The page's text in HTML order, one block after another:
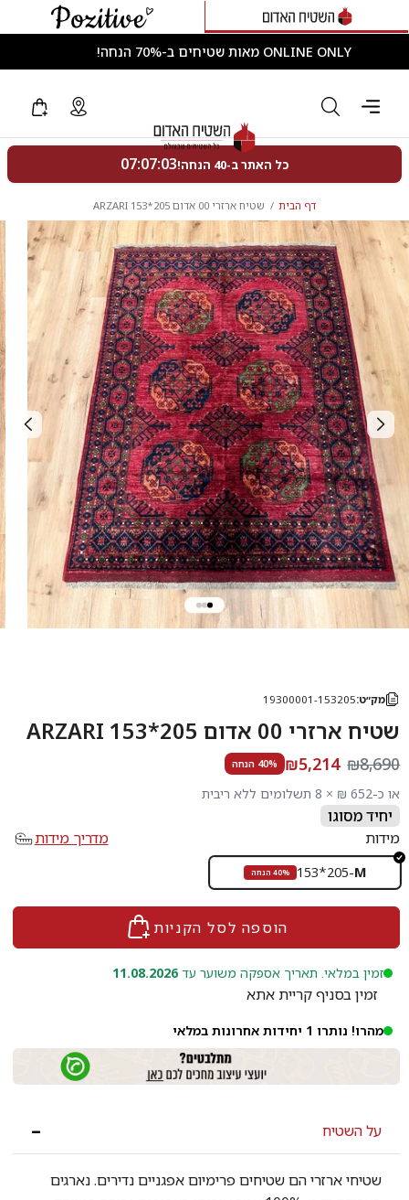
ONLINE ONLY מאות שטיחים ב-70% הנחה!
דף הבית שטיח ארזרי 00 אדום 205*153 ARZARI
מק״ט:19300001-153205
שטיח ארזרי 00 אדום 205*153 ARZARI
₪8,690
₪5,214 40% הנחה
או כ-652 ₪ × 8 תשלומים ללא ריבית
יחיד מסוגו
מידות
מדריך מידות
M
-
153*205 40% הנחה
הוספה לסל הקניות
זמין במלאי. תאריך אספקה משוער עד 11.08.2026
זמין בסניף קריית אתא
מהרו! נותרו 1 יחידות אחרונות במלאי
על השטיח
שטיחי ארזרי הם שטיחים פרימיום אפגניים נדירים. נארגים